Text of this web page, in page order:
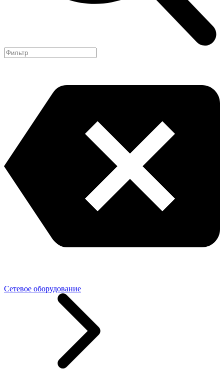
Сетевое оборудование